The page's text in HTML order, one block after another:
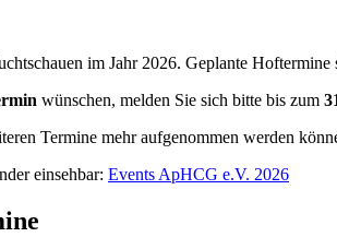
im Jahr 2026. Geplante
wünschen, melden Sie sich bitte bis zum
Termine mehr aufgenommen werden
einsehbar: Events ApHCG e.V. 2026